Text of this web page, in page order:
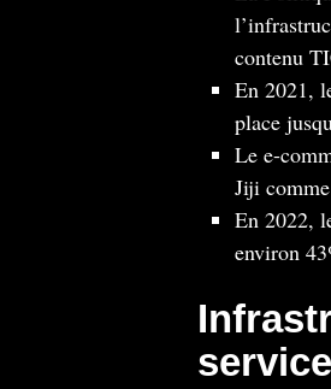
contenu
En 2021,
place
Le e-
Jiji
En 2022,
environ